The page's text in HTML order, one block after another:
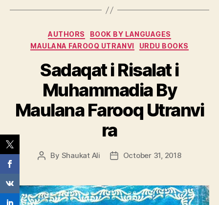
Categories
AUTHORS
BOOK BY LANGUAGES
MAULANA FAROOQ UTRANVI
URDU BOOKS
Sadaqat i Risalat i
Muhammadia By
Maulana Farooq Utranvi
ra
Post
By Shaukat Ali
PostOctober 31, 2018